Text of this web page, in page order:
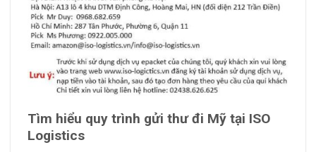
Tìm hiểu quy trình gửi thư đi Mỹ tại ISO
Logistics